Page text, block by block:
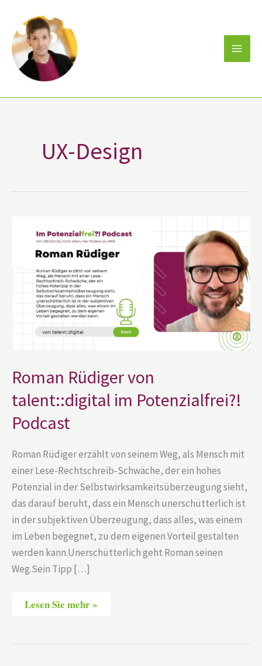
Inhalt
springen
UX-Design
Roman Rüdiger von
talent::digital im Potenzialfrei?!
Podcast
Roman Rüdiger erzählt von seinem Weg, als Mensch mit
einer Lese-Rechtschreib-Schwäche, der ein hohes
Potenzial in der Selbstwirksamkeitsüberzeugung sieht,
das darauf beruht, dass ein Mensch unerschütterlich ist
in der subjektiven Überzeugung, dass alles, was einem
im Leben begegnet, zu dem eigenen Vorteil gestalten
werden kann.Unerschütterlich geht Roman seinen
Weg.Sein Tipp […]
Rüdiger
von
talent::digital
Potenzialfrei?!
Podcast
Lesen Sie mehr »